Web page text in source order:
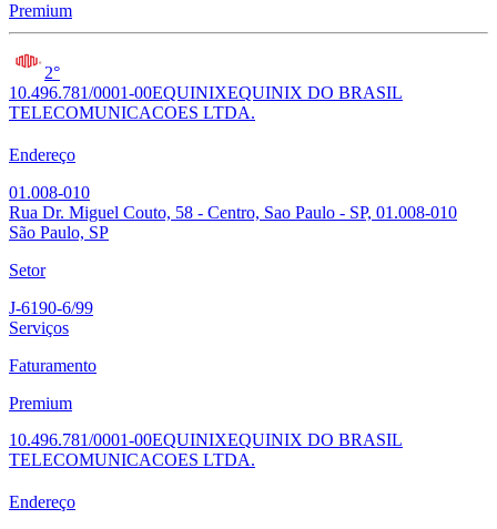
Premium
2°
10.496.781/0001-00EQUINIXEQUINIX DO BRASIL
TELECOMUNICACOES LTDA.
Endereço
01.008-010
Rua Dr. Miguel Couto, 58 - Centro, Sao Paulo - SP, 01.008-010
São Paulo, SP
Setor
J-6190-6/99
Serviços
Faturamento
Premium
10.496.781/0001-00EQUINIXEQUINIX DO BRASIL
TELECOMUNICACOES LTDA.
Endereço